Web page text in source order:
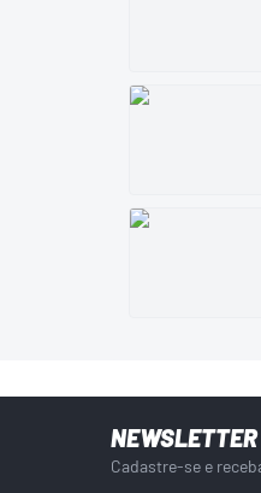
NEWSLETTER
Cadastre-se e